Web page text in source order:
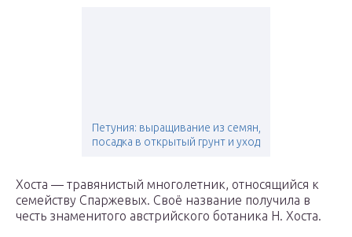
Петуния: выращивание из семян,
посадка в открытый грунт и уход
Хоста — травянистый многолетник, относящийся к
семейству Спаржевых. Своё название получила в
честь знаменитого австрийского ботаника Н. Хоста.